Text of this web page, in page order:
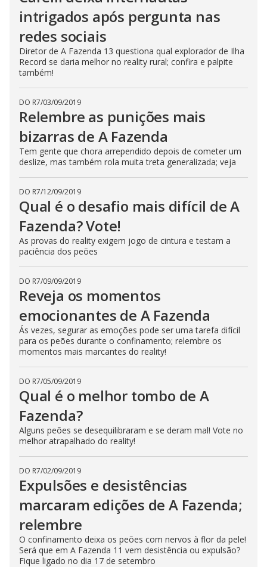
intrigados após pergunta nas
redes sociais
Diretor de A Fazenda 13 questiona qual explorador de Ilha
Record se daria melhor no reality rural; confira e palpite
também!
DO R7/03/09/2019
Relembre as punições mais
bizarras de A Fazenda
Tem gente que chora arrependido depois de cometer um
deslize, mas também rola muita treta generalizada; veja
DO R7/12/09/2019
Qual é o desafio mais difícil de A
Fazenda? Vote!
As provas do reality exigem jogo de cintura e testam a
paciência dos peões
DO R7/09/09/2019
Reveja os momentos
emocionantes de A Fazenda
Ás vezes, segurar as emoções pode ser uma tarefa difícil
para os peões durante o confinamento; relembre os
momentos mais marcantes do reality!
DO R7/05/09/2019
Qual é o melhor tombo de A
Fazenda?
Alguns peões se desequilibraram e se deram mal! Vote no
melhor atrapalhado do reality!
DO R7/02/09/2019
Expulsões e desistências
marcaram edições de A Fazenda;
relembre
O confinamento deixa os peões com nervos à flor da pele!
Será que em A Fazenda 11 vem desistência ou expulsão?
Fique ligado no dia 17 de setembro